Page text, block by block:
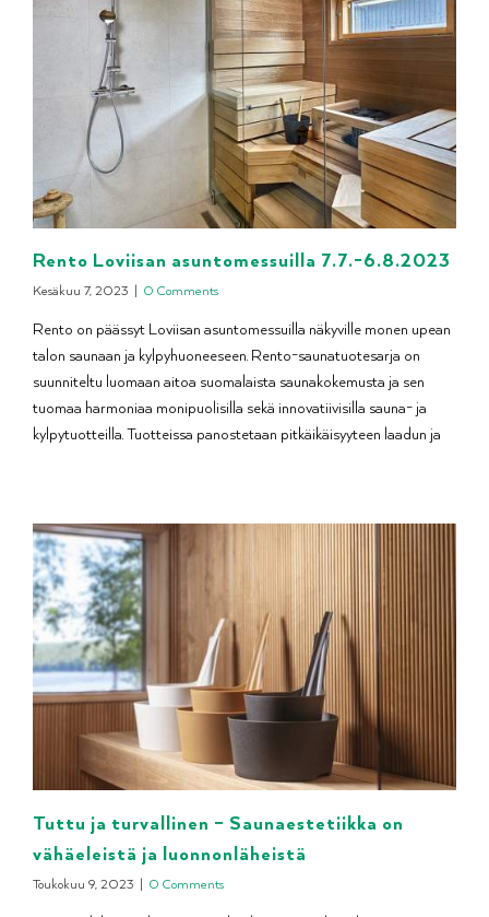
Rento Loviisan asuntomessuilla 7.7.-6.8.2023
Kesäkuu 7, 2023 | 0 Comments
Rento on päässyt Loviisan asuntomessuilla näkyville monen upean
talon saunaan ja kylpyhuoneeseen. Rento-saunatuotesarja on
suunniteltu luomaan aitoa suomalaista saunakokemusta ja sen
tuomaa harmoniaa monipuolisilla sekä innovatiivisilla sauna- ja
kylpytuotteilla. Tuotteissa panostetaan pitkäikäisyyteen laadun ja
Tuttu ja turvallinen – Saunaestetiikka on
vähäeleistä ja luonnonläheistä
Toukokuu 9, 2023 | 0 Comments